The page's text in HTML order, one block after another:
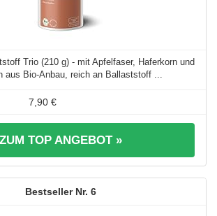
Trio (210 g) - mit Apfelfaser, Haferkorn und
aus Bio-Anbau, reich an Ballaststoff ...
7,90 €
ZUM TOP ANGEBOT »
6